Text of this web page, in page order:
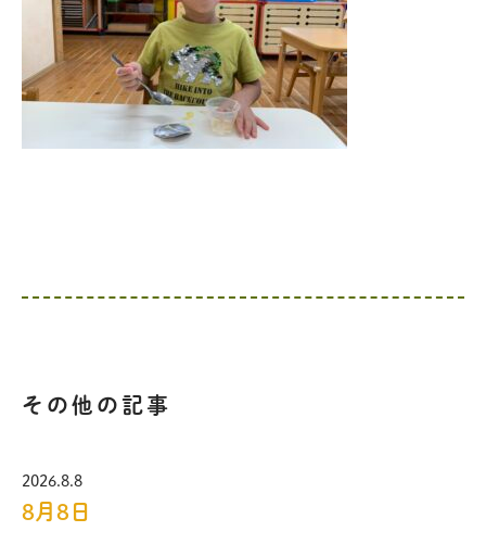
その他の記事
2026.8.8
8月8日